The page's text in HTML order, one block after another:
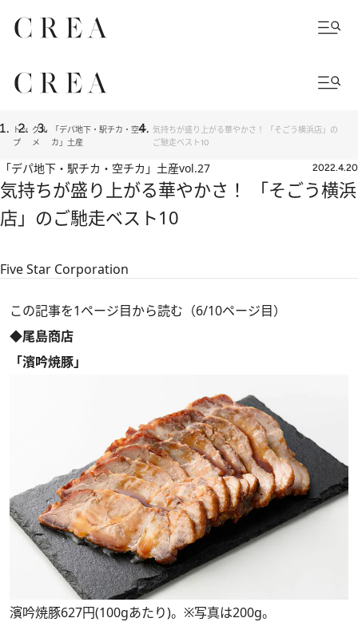
トッ
プ
グル
メ
「デパ地下・駅チカ・空チ
カ」土産
気持ちが盛り上がる華やかさ！ 「そごう横浜店」の
ご馳走ベスト10
「デパ地下・駅チカ・空チカ」土産vol.27 2022.4.20
気持ちが盛り上がる華やかさ！ 「そごう横浜
店」のご馳走ベスト10
Five Star Corporation
この記事を1ページ目から読む（6/10ページ目）
◆尾島商店
「濱吟焼豚」
濱吟焼豚627円(100gあたり)。※写真は200g。